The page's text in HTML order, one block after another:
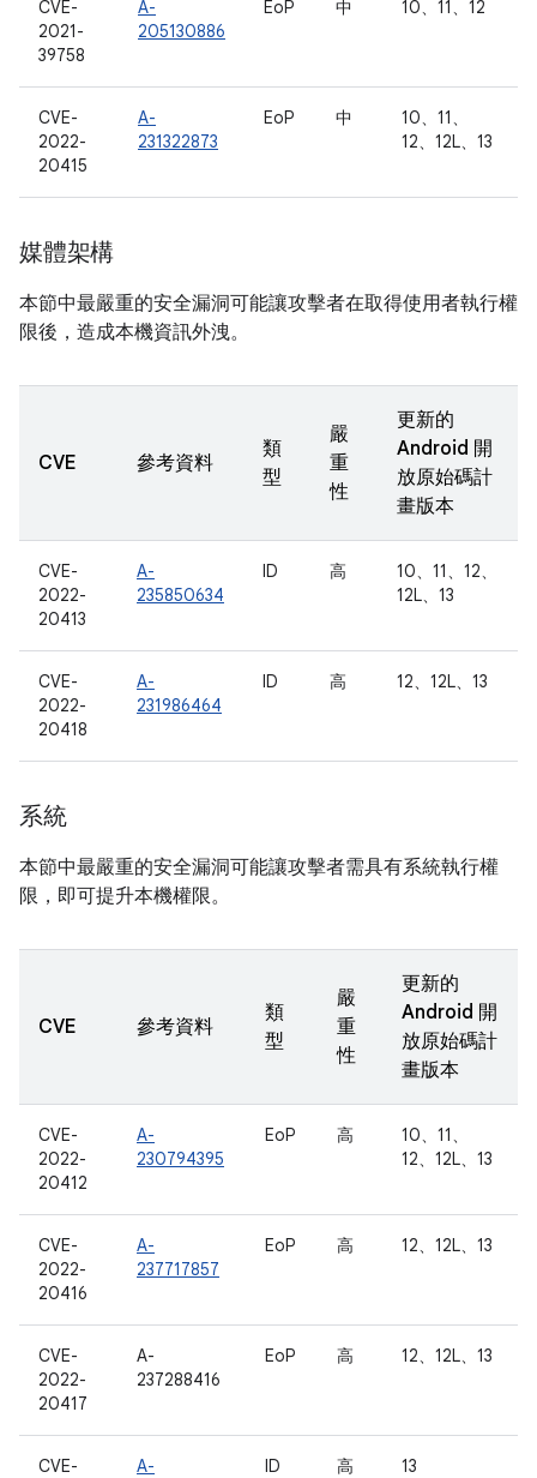
CVE-
2021-
39758
A-
205130886
EoP 中 10、11、12
CVE-
2022-
20415
A-
231322873
EoP 中
10、11、
12、12L、13
媒體架構
本節中最嚴重的安全漏洞可能讓攻擊者在取得使用者執行權
限後，造成本機資訊外洩。
CVE 參考資料
類
型
嚴
重
性
更新的
Android 開
放原始碼計
畫版本
CVE-
2022-
20413
A-
235850634
ID 高
10、11、12、
12L、13
CVE-
2022-
20418
A-
231986464
ID 高 12、12L、13
系統
本節中最嚴重的安全漏洞可能讓攻擊者需具有系統執行權
限，即可提升本機權限。
CVE 參考資料
類
型
嚴
重
性
更新的
Android 開
放原始碼計
畫版本
CVE-
2022-
20412
A-
230794395
EoP 高
10、11、
12、12L、13
CVE-
2022-
20416
A-
237717857
EoP 高 12、12L、13
CVE-
2022-
20417
A-
237288416
EoP 高 12、12L、13
CVE-
A-
ID 高 13